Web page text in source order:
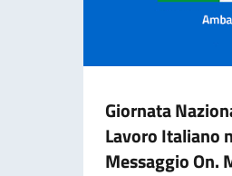
Giornata
Lavoro Italiano
Messaggio On.